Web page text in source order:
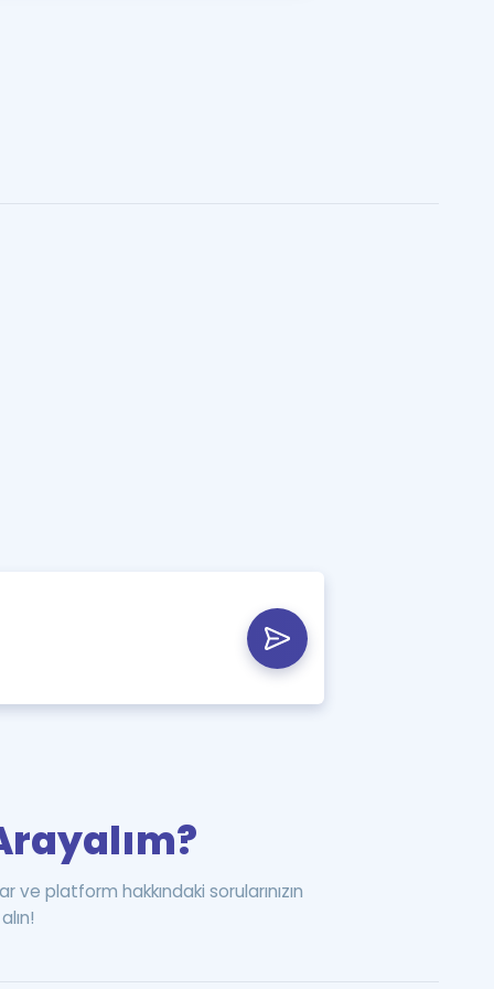
ve platform hakkındaki sorularınızın